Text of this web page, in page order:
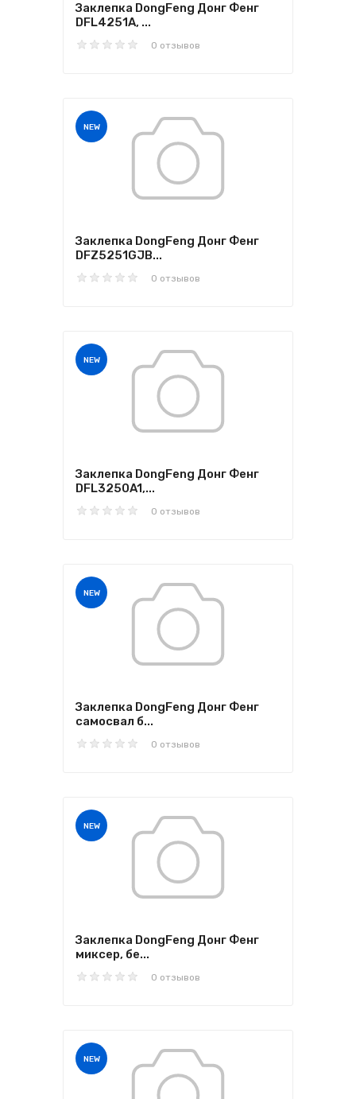
Заклепка DongFeng Донг Фенг
DFL4251A, ...
0 отзывов
NEW
Заклепка DongFeng Донг Фенг
DFZ5251GJB...
0 отзывов
NEW
Заклепка DongFeng Донг Фенг
DFL3250A1,...
0 отзывов
NEW
Заклепка DongFeng Донг Фенг
самосвал б...
0 отзывов
NEW
Заклепка DongFeng Донг Фенг
миксер, бе...
0 отзывов
NEW